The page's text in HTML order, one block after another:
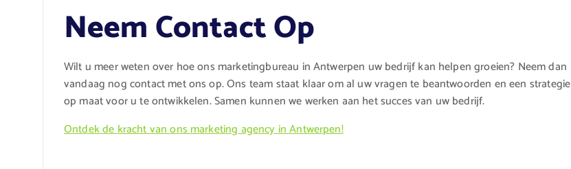
Neem Contact Op
Wilt u meer weten over hoe ons marketingbureau in Antwerpen uw bedrijf kan helpen groeien? Neem dan
vandaag nog contact met ons op. Ons team staat klaar om al uw vragen te beantwoorden en een strategie
op maat voor u te ontwikkelen. Samen kunnen we werken aan het succes van uw bedrijf.
Ontdek de kracht van ons marketing agency in Antwerpen!